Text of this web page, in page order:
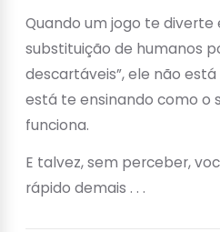
Quando um jogo te
substituição de humanos
descartáveis”, ele não
está te ensinando como o
funciona.
E talvez, sem perceber,
rápido demais . . .